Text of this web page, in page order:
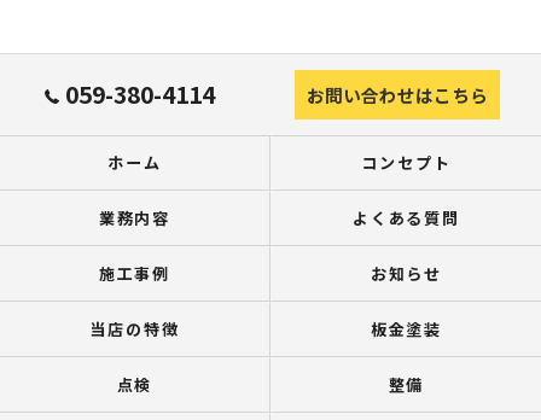
059-380-4114 お問い合わせはこちら
ホーム コンセプト
業務内容 よくある質問
施工事例 お知らせ
当店の特徴 板金塗装
点検 整備